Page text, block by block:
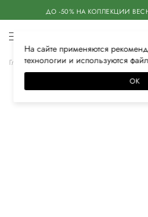
ДО -50% НА КОЛЛЕКЦИИ
Главная Мужская Аксессуары Ремни
На сайте применяются
технологии и используются
ОК